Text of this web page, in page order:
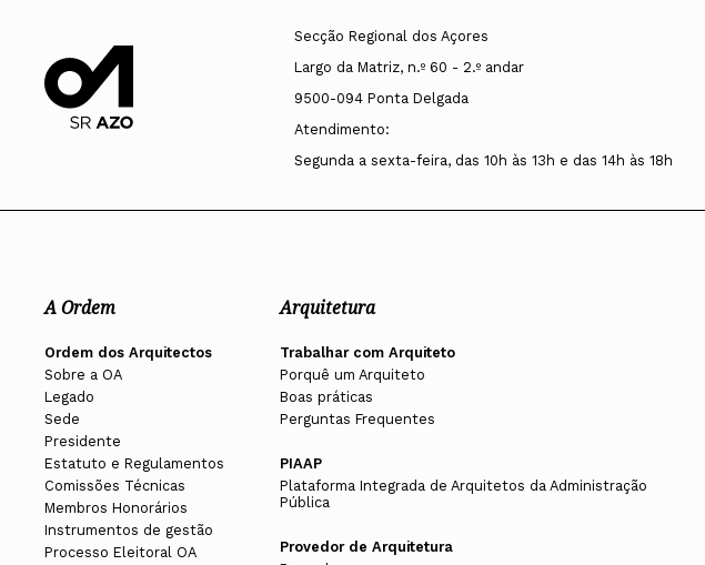
Secção Regional dos Açores
Largo da Matriz, n.º 60 - 2.º andar
9500-094 Ponta Delgada
Atendimento:
Segunda a sexta-feira, das 10h às 13h e das 14h às 18h
A Ordem
Ordem dos Arquitectos
Sobre a OA
Legado
Sede
Presidente
Estatuto e Regulamentos
Comissões Técnicas
Membros Honorários
Instrumentos de gestão
Processo Eleitoral OA
Arquitetura
Trabalhar com Arquiteto
Porquê um Arquiteto
Boas práticas
Perguntas Frequentes
PIAAP
Plataforma Integrada de Arquitetos da Administração
Pública
Provedor de Arquitetura